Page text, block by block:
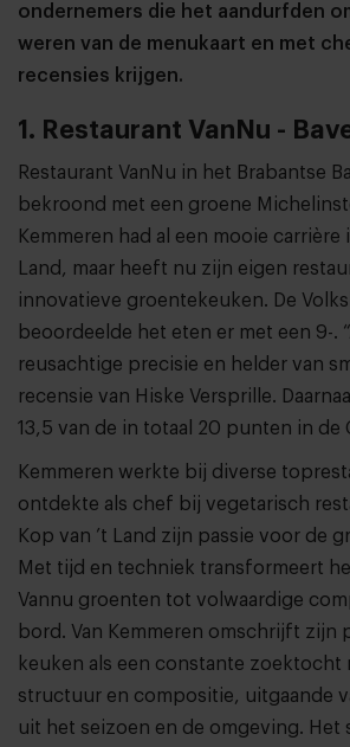
ondernemers die het aandurfden
weren van de menukaart en met
recensies krijgen.
1. Restaurant VanNu -
Restaurant VanNu in het Brabantse
bekroond met een groene
Kemmeren had al een mooie carrière
Land, maar heeft nu zijn eigen
innovatieve groentekeuken. De
beoordeelde het eten er met een 9-.
reusachtige precisie en helder van
recensie van Hiske Versprille.
13,5 van de in totaal 20 punten in de
Kemmeren werkte bij diverse
ontdekte als chef bij vegetarisch
Kop van ’t Land zijn passie voor de
Met tijd en techniek transformeert
Vannu groenten tot volwaardige
bord. Van Kemmeren omschrijft zijn
keuken als een constante zoektocht
structuur en compositie, uitgaande
uit het seizoen en de omgeving. Het